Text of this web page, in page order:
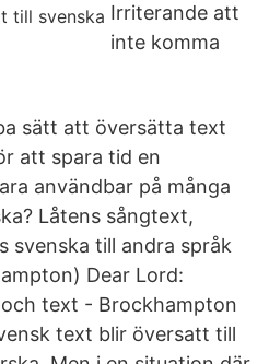
Irriterande att
inte komma
sätt att översätta text
att spara tid en
användbar på många
Låtens sångtext,
svenska till andra språk
Dear Lord:
text - Brockhampton
text blir översatt till